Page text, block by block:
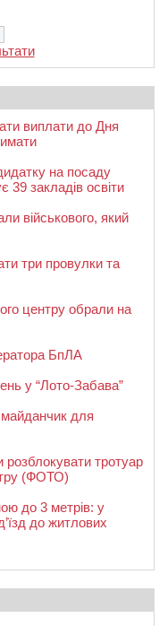
виплати до Дня
на посаду
39 закладів освіти
військового, який
три провулки та
центру обрали на
БпЛА
у “Лото-Забава”
для
тротуар
(ФОТО)
до 3 метрів: у
до житлових